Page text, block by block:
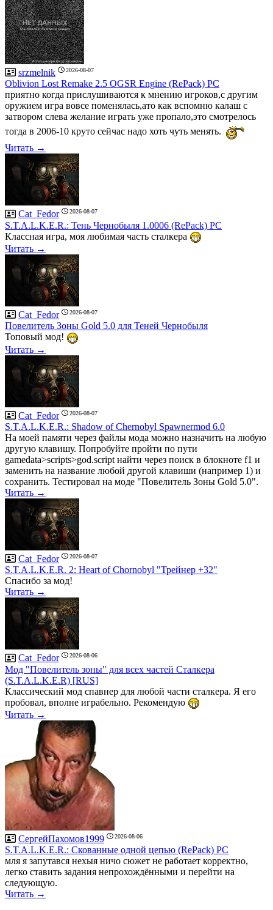
srzmelnik 2026-08-07
Oblivion Lost Remake 2.5 OGSR Engine (RePack) PC
приятно когда прислушиваются к мнению игроков,с другим
оружием игра вовсе поменялась,ато как вспомню калаш с
затвором слева желание играть уже пропало,это смотрелось
тогда в 2006-10 круто сейчас надо хоть чуть менять.
Читать →
Cat_Fedor 2026-08-07
S.T.A.L.K.E.R.: Тень Чернобыля 1.0006 (RePack) PC
Классная игра, моя любимая часть сталкера
Читать →
Cat_Fedor 2026-08-07
Повелитель Зоны Gold 5.0 для Теней Чернобыля
Топовый мод!
Читать →
Cat_Fedor 2026-08-07
S.T.A.L.K.E.R.: Shadow of Chernobyl Spawnermod 6.0
На моей памяти через файлы мода можно назначить на любую
другую клавишу. Попробуйте пройти по пути
gamedata>scripts>god.script найти через поиск в блокноте f1 и
заменить на название любой другой клавиши (например 1) и
сохранить. Тестировал на моде "Повелитель Зоны Gold 5.0".
Читать →
Cat_Fedor 2026-08-07
S.T.A.L.K.E.R. 2: Heart of Chornobyl "Трейнер +32"
Спасибо за мод!
Читать →
Cat_Fedor 2026-08-06
Мод "Повелитель зоны" для всех частей Сталкера
(S.T.A.L.K.E.R) [RUS]
Классический мод спавнер для любой части сталкера. Я его
пробовал, вполне играбельно. Рекомендую
Читать →
СергейПахомов1999 2026-08-06
S.T.A.L.K.E.R.: Скованные одной цепью (RePack) PC
мля я запутався нехыя ничо сюжет не работает корректно,
легко ставить задания непрохождёнными и перейти на
следующую.
Читать →